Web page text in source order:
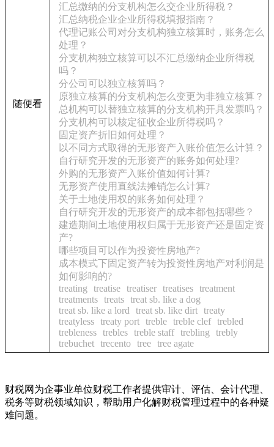
随便看
汇总缴纳的分支机构怎么交企业所得税？
汇总纳税企业企业所得税填报指南？
代理记账公司对分支机构独立核算时，账务怎么
处理？
分支机构独立核算可以不汇总缴纳企业所得税
吗？
分公司可以独立核算吗？
原独立核算的分支机构怎么变更为非独立核算？
总机构可以替独立核算的分支机构开具发票吗？
分支机构可以核定征收企业所得税吗？
固定资产折旧如何处理？
以不同方式取得的无形资产入账价值怎么计算？
自行研究开发的无形资产的账务如何处理?
外购的无形资产入账价值如何计算?
无形资产使用直线法摊销怎么计算?
关于土地使用权的账务如何处理？
自行研究开发的无形资产的成本都包括哪些？
建造期间土地使用权归属于无形资产还是固定资
产?
哪些项目可以作为投资性房地产?
成本模式下固定资产转为投资性房地产对利润是
如何影响的?
treating
treatise treatiser treatises treatment
treatments treats treat sb. like a dog
treat sb. like a lord
treat sb. like dirt treaty
treatyless treaty port treble treble clef trebled
trebleness trebles treble staff trebling
trebly
trebuchet trecento tree tree agate
财税网为企事业单位财税工作者提供审计、评估、会计代理、
税务等财税领域知识，帮助用户化解财税管理过程中的各种疑
难问题。